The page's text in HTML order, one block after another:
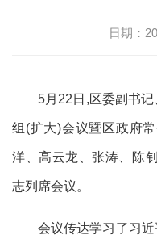
日期：
5月22日,区委副书
组(扩大)会议暨区政府
洋、高云龙、张涛、陈
志列席会议。
会议传达学习了习